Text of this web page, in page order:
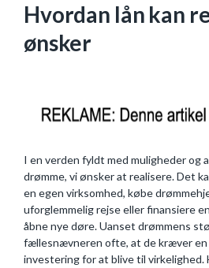
Hvordan lån kan
ønsker
I en verden fyldt med muligheder og
drømme, vi ønsker at realisere. Det
en egen virksomhed, købe
uforglemmelig rejse eller finansiere
åbne nye døre. Uanset drømmens
fællesnævneren ofte, at de kræver en
investering for at blive til virkelighed.